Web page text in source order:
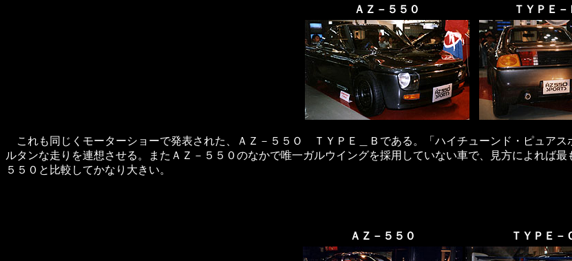
ＡＺ－５５０ ＴＹＰＥ－
これも同じくモーターショーで発表された、ＡＺ－５５Ｏ ＴＹＰＥ＿Ｂである。「ハイチューンド・ピュア
ルタンな走りを連想させる。またＡＺ－５５０のなかで唯一ガルウイングを採用していない車で、見方によれば
５５０と比較してかなり大きい。
ＡＺ－５５０ ＴＹＰＥ－